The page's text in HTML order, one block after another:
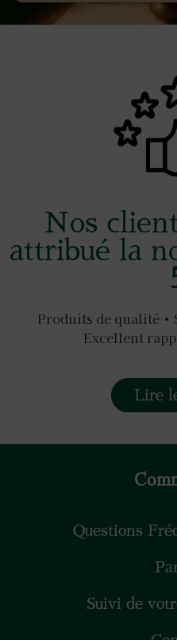
Nos
attribué la
Produits de qualité •
Excellent
Lire
Questions
Suivi de